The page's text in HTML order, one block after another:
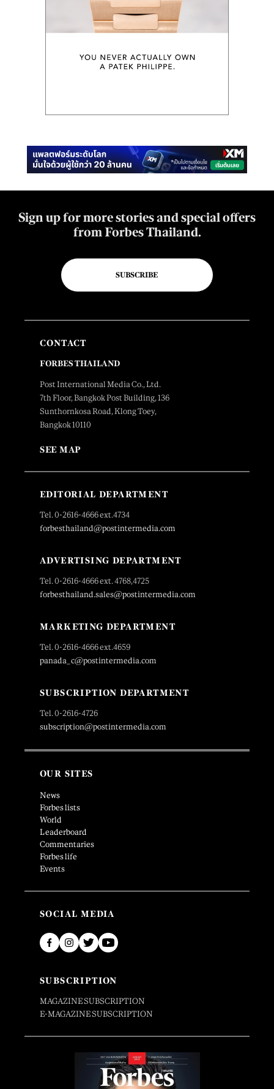
Sign up for more stories and special offers
from Forbes Thailand.
SUBSCRIBE
CONTACT
FORBES THAILAND
Post International Media Co., Ltd.
7th Floor, Bangkok Post Building, 136
Sunthornkosa Road, Klong Toey,
Bangkok 10110
SEE MAP
EDITORIAL DEPARTMENT
Tel. 0-2616-4666 ext.4734
forbesthailand@postintermedia.com
ADVERTISING DEPARTMENT
Tel. 0-2616-4666 ext. 4768,4725
forbesthailand.sales@postintermedia.com
MARKETING DEPARTMENT
Tel. 0-2616-4666 ext.4659
panada_c@postintermedia.com
SUBSCRIPTION DEPARTMENT
Tel. 0-2616-4726
subscription@postintermedia.com
OUR SITES
News
Forbes lists
World
Leaderboard
Commentaries
Forbes life
Events
SOCIAL MEDIA
SUBSCRIPTION
MAGAZINE SUBSCRIPTION
E-MAGAZINE SUBSCRIPTION